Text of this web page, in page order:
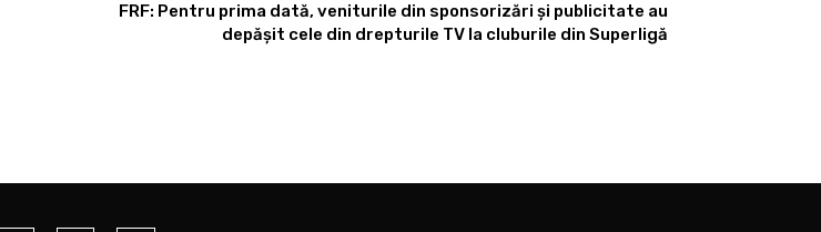
FRF: Pentru prima dată, veniturile din sponsorizări și publicitate au
depășit cele din drepturile TV la cluburile din Superligă